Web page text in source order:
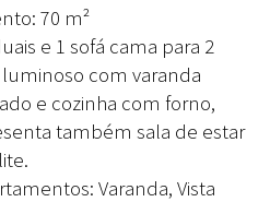
70 m²
e 1 sofá cama para 2
com varanda
e cozinha com forno,
também sala de estar
Varanda, Vista